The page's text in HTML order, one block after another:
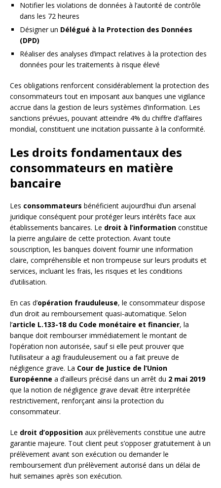
Notifier les violations de données à l’autorité de contrôle
dans les 72 heures
Désigner un Délégué à la Protection des Données
(DPD)
Réaliser des analyses d’impact relatives à la protection des
données pour les traitements à risque élevé
Ces obligations renforcent considérablement la protection des
consommateurs tout en imposant aux banques une vigilance
accrue dans la gestion de leurs systèmes d’information. Les
sanctions prévues, pouvant atteindre 4% du chiffre d’affaires
mondial, constituent une incitation puissante à la conformité.
Les droits fondamentaux des
consommateurs en matière
bancaire
Les consommateurs bénéficient aujourd’hui d’un arsenal
juridique conséquent pour protéger leurs intérêts face aux
établissements bancaires. Le droit à l’information constitue
la pierre angulaire de cette protection. Avant toute
souscription, les banques doivent fournir une information
claire, compréhensible et non trompeuse sur leurs produits et
services, incluant les frais, les risques et les conditions
d’utilisation.
En cas d’opération frauduleuse, le consommateur dispose
d’un droit au remboursement quasi-automatique. Selon
l’article L.133-18 du Code monétaire et financier, la
banque doit rembourser immédiatement le montant de
l’opération non autorisée, sauf si elle peut prouver que
l’utilisateur a agi frauduleusement ou a fait preuve de
négligence grave. La Cour de Justice de l’Union
Européenne a d’ailleurs précisé dans un arrêt du 2 mai 2019
que la notion de négligence grave devait être interprétée
restrictivement, renforçant ainsi la protection du
consommateur.
Le droit d’opposition aux prélèvements constitue une autre
garantie majeure. Tout client peut s’opposer gratuitement à un
prélèvement avant son exécution ou demander le
remboursement d’un prélèvement autorisé dans un délai de
huit semaines après son exécution.